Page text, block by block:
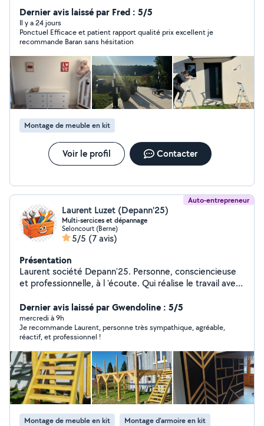
Dernier avis laissé par Fred : 5/5
Il y a 24 jours
Ponctuel Efficace et patient rapport qualité prix excellent je
recommande Baran sans hésitation
Montage de meuble en kit
Voir le profil Contacter
Auto-entrepreneur
Laurent Luzet (Depann'25)
Multi-sercices et dépannage
Seloncourt (Berne)
5/5 (7 avis)
Présentation
Laurent société Depann'25. Personne, consciencieuse
et professionnelle, à l 'écoute. Qui réalise le travail avec
trouverez la meilleure solution pour vous satisfaire.
Travail propre et soigné. Montage et installation
d'éléments divers. Fixation murale. Petits travaux
électriques, plomberie, dépannage d'urgence..
Débouchage sanitaires et canalisations. Espace vert et
jardin. Aménagement extérieur/intérieur. Amélioration
et conseil pour votre habitat. Nettoyage HP terrasse,
façade, etc Enlèvement d'encombrants. Mon objectif,
votre satisfaction. A bientôt. Laurent
Dernier avis laissé par Gwendoline : 5/5
mercredi à 9h
Je recommande Laurent, personne très sympathique, agréable,
réactif, et professionnel !
Montage de meuble en kit Montage d'armoire en kit